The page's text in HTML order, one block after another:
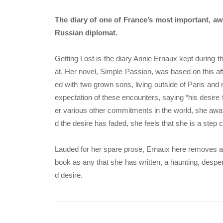
The diary of one of France’s most important,
Russian diplomat.
Getting Lost is the diary Annie Ernaux kept during
at. Her novel, Simple Passion, was based on this
ed with two grown sons, living outside of Paris
expectation of these encounters, saying “his
er various other commitments in the world, she
d the desire has faded, she feels that she is a step
Lauded for her spare prose, Ernaux here removes
book as any that she has written, a haunting,
d desire.